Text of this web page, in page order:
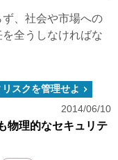
、社会や市場への
全うしなければな
スクを管理せよ
2014/06/10
物理的なセキュリテ